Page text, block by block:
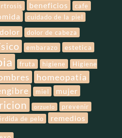
beneficios
cafe
cuidado de la piel
dolor
dolor de cabeza
embarazo estetica
fruta higiene
Higiene
homeopatía
miel mujer
orzuelo
prevenir
de pelo remedios